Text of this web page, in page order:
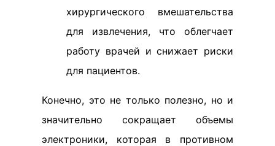
хирургического вмешательства
для извлечения, что облегчает
работу врачей и снижает риски
для пациентов.
Конечно, это не только полезно, но и
значительно сокращает объемы
электроники, которая в противном